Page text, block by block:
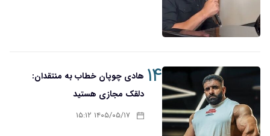
۱۴ هادی چوپان خطاب به منتقدان:
دلقک مجازی هستید
۱۴۰۵/۰۵/۱۷ ۱۵:۱۲